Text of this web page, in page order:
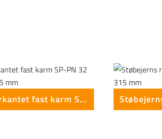
Rund firkantet fast karm SP-PN 32 FK 40T . 315 mm